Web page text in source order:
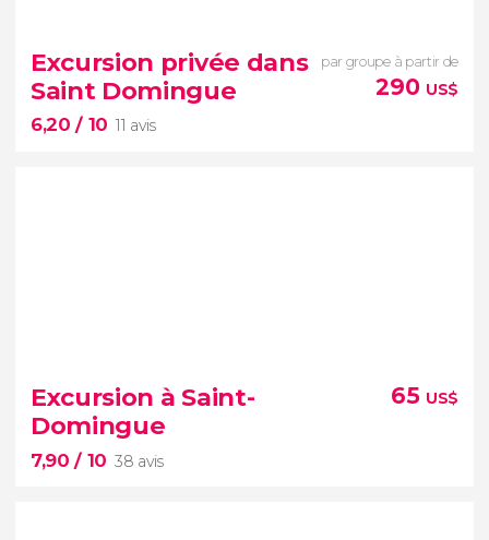
La République dominicaine possède de
véritables trésors naturels
Excursion privée dans
Saint Domingue
6,20/ 10 11 avis
par groupe à partir de
290 US$
Cana
emblématiques
capitale des Caraïbes
Excursion à Saint-
Domingue
7,90/ 10 38 avis
65 US$